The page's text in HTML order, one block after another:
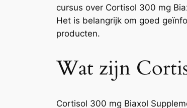
cursus over Cortisol 300 mg
Het is belangrijk om goed
producten.
Wat zijn
Cortisol 300 mg Biaxol